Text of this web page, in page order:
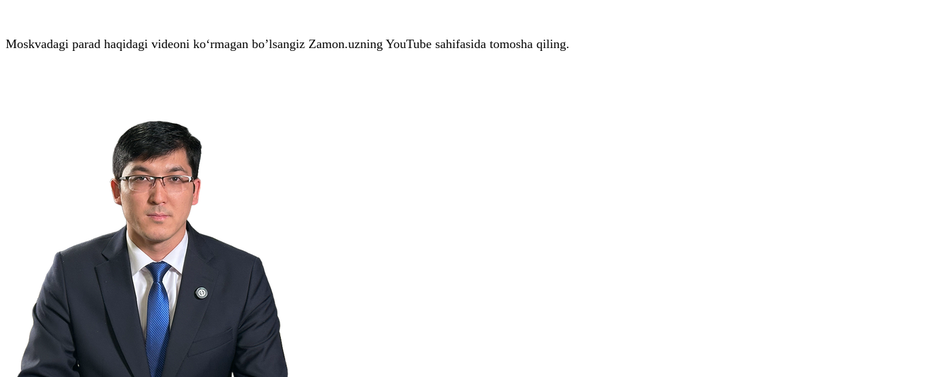
Moskvadagi parad haqidagi videoni ko‘rmagan bo’lsangiz Zamon.uzning YouTube sahifasida tomosha qiling.